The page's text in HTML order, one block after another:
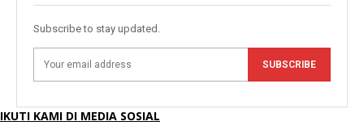
Subscribe to stay updated.
SUBSCRIBE
IKUTI KAMI DI MEDIA SOSIAL